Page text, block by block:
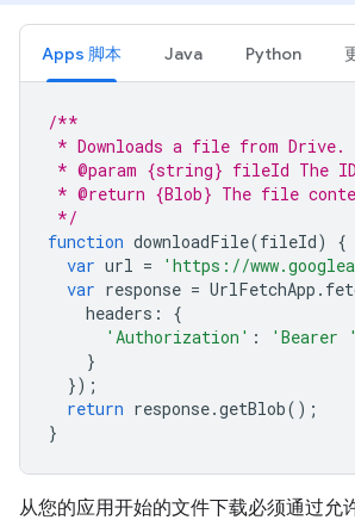
Apps 脚本 Java Python
/**
* Downloads a file from Drive.
* @param {string} fileId The
* @return {Blob} The file
*/
function downloadFile(fileId)
{
var url =
'https://
var response = UrlFetchApp .
headers :
{
'Authorization' : 'Bearer '
}
});
return response.getBlob();
}
从您的应用开始的文件下载必须通过允